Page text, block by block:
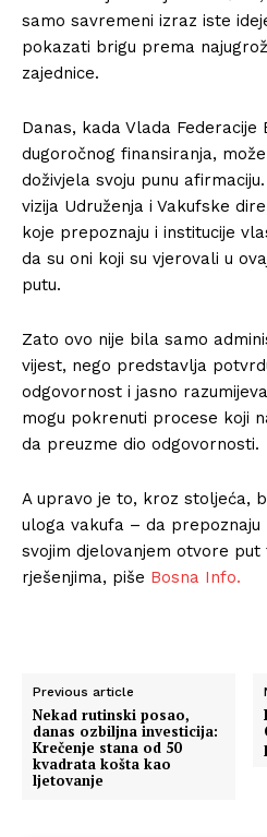
samo savremeni izraz iste
pokazati brigu prema
zajednice.
Danas, kada Vlada
dugoročnog finansiranja,
doživjela svoju punu
vizija Udruženja i Vakufske
koje prepoznaju i institucije
da su oni koji su vjerovali u
putu.
Zato ovo nije bila samo
vijest, nego predstavlja
odgovornost i jasno
mogu pokrenuti procese koji
da preuzme dio odgovornosti.
A upravo je to, kroz stoljeća,
uloga vakufa – da
svojim djelovanjem otvore
rješenjima, piše Bosna Info.
Previous article
Nekad rutinski posao,
danas ozbiljna investicija:
Krečenje stana od 50
kvadrata košta kao
ljetovanje